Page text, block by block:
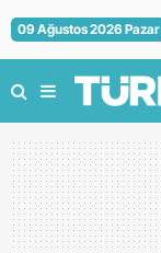
09 Ağustos 2026 Pazar